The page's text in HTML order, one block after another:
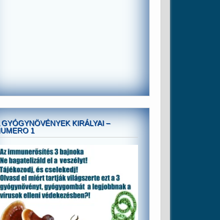
GYÓGYNÖVÉNYEK KIRÁLYAI –
1